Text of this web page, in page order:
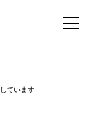
ています